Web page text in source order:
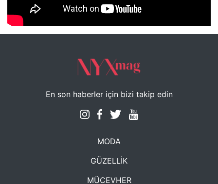
NYXmag 2. Yaş Kutlama Etkinliği
En son haberler için bizi takip edin
MODA
GÜZELLİK
MÜCEVHER